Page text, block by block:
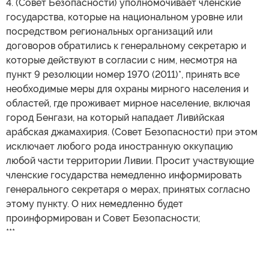
4. (Совет Безопасности) уполномочивает членские
государства, которые на национальном уровне или
посредством региональных организаций или
договоров обратились к генеральному секретарю и
которые действуют в согласии с ним, несмотря на
пункт 9 резолюции номер 1970 (2011)*, принять все
необходимые меры для охраны мирного населения и
областей, где проживает мирное население, включая
город Бенгази, на который нападает Ливи́йская
ара́бская джамахирия. (Совет Безопасности) при этом
исключает любого рода иностранную оккупацию
любой части территории Ливии. Просит участвующие
членские государства немедленно информировать
генерального секретаря о мерах, принятых согласно
этому пункту. О них немедленно будет
проинформирован и Совет Безопасности;
***